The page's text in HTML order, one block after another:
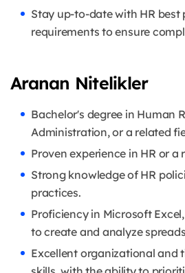
Stay up-to-date with HR best
requirements to ensure
Aranan Nitelikler
Bachelor's degree in Human
Administration, or a related
Proven experience in HR or a
Strong knowledge of HR
practices.
Proficiency in Microsoft
to create and analyze
Excellent organizational and